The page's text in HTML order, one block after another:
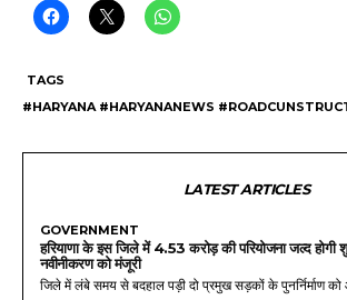
TAGS
#HARYANA #HARYANANEWS
LATEST ARTICLES
GOVERNMENT
हरियाणा के इस जिले में 4.53 करोड़ की परियोजना जल्द
नवीनीकरण को मंजूरी
जिले में लंबे समय से बदहाल पड़ी दो प्रमुख सड़कों के पुनर्निर्माण